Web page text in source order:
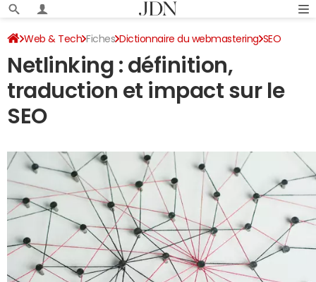
Web & Tech Fiches Dictionnaire du webmastering SEO
Netlinking : définition,
traduction et impact sur le
SEO